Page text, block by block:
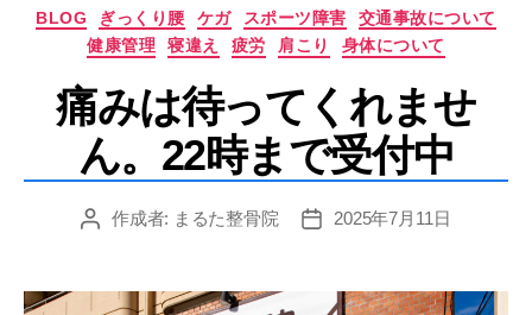
カ
テ
ゴ
リ
ー
BLOG ぎっくり腰 ケガ スポーツ障害
交通事故について
健康管理
寝違え 疲労 肩こり 身体について
痛みは待ってくれませ
ん。22時まで受付中
投 作成者: まるた整骨院
投
2025年7月11日